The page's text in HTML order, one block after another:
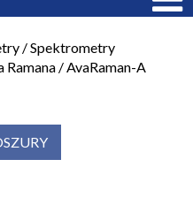
/Spektrometry
Ramana /AvaRaman-A